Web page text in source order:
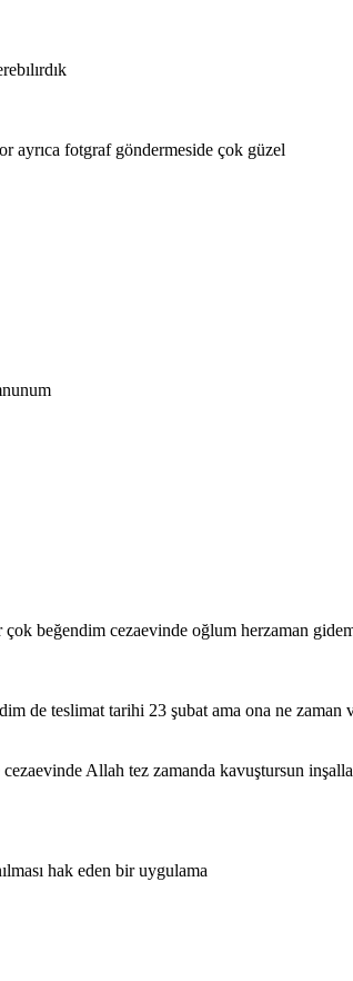
ayrıca fotgraf göndermeside çok güzel
beğendim cezaevinde oğlum herzaman
de teslimat tarihi 23 şubat ama ona ne
Allah tez zamanda kavuştursun
hak eden bir uygulama